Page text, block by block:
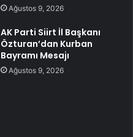
Ağustos 9, 2026
AK Parti Siirt İl Başkanı
Özturan’dan Kurban
Bayramı Mesajı
Ağustos 9, 2026